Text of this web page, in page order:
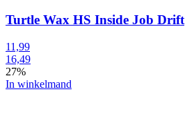
Turtle Wax HS Inside Job Drift
11,99
16,49
27%
In winkelmand